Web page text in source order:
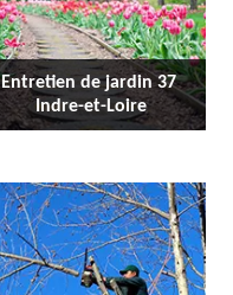
Entretien de jardin 37
Indre-et-Loire